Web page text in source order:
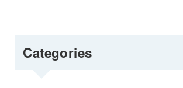
Categories